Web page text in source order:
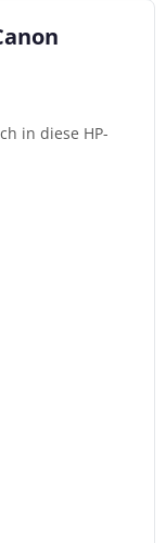
in diese HP-